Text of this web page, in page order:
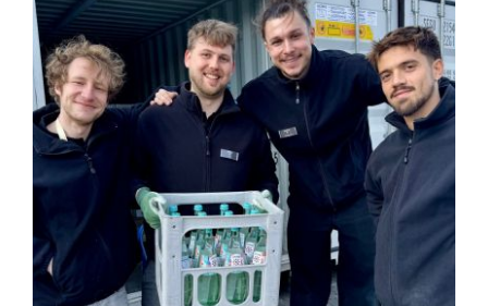
ProWein Düsseldorf, Kunde
Gerolsteiner Brunnen GmbH
& Co. KG Wasserlogistik